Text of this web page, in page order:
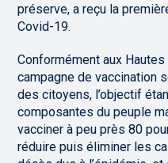
préserve, a reçu la
Covid-19.
Conformément aux
campagne de vaccination
des citoyens, l’objectif
composantes du peuple
vacciner à peu près 80
réduire puis éliminer les